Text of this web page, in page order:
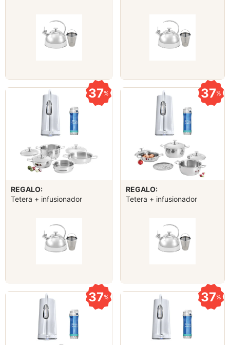
37%
REGALO:
Tetera + infusionador
37%
REGALO:
Tetera + infusionador
37% 37%